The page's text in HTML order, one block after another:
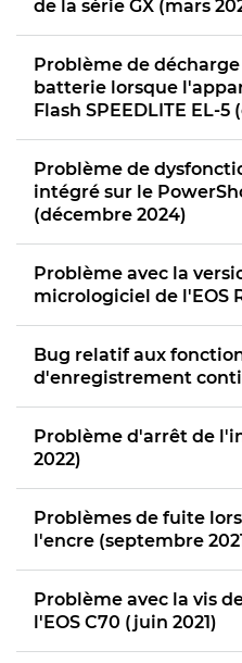
de la série GX (mars
Problème de
batterie lorsque
Flash SPEEDLITE EL-
Problème de
intégré sur le
(décembre 2024)
Problème avec la
micrologiciel de l'EOS
Bug relatif aux
d'enregistrement
Problème d'arrêt de
2022)
Problèmes de fuite
l'encre (septembre
Problème avec la vis
l'EOS C70 (juin 2021)